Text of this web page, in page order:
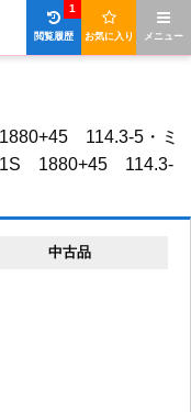
メニュー
お気に入り
閲覧履歴
1
114.3-5・ミ
1880+45 114.3-
中古品